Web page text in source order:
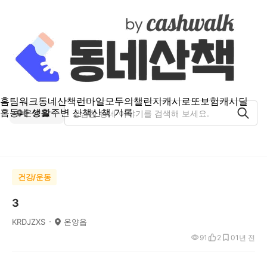
홈팀워크동네산책런마일모두의챌린지캐시로또보험캐시딜
홈동네 생활주변 산책산책 기록
온양읍
건강/운동
3
KRDJZXS 온양읍
1년 전
91 2 0